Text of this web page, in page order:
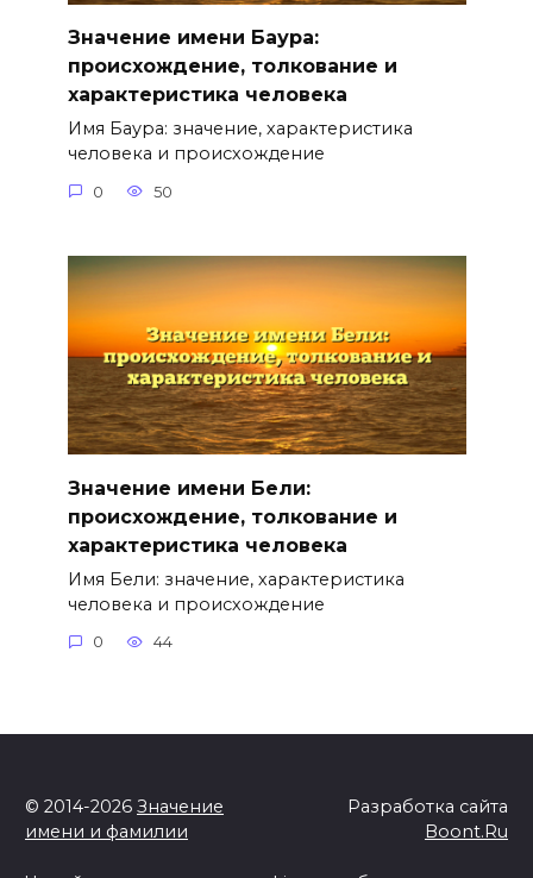
Значение имени Баура:
происхождение, толкование и
характеристика человека
Имя Баура: значение, характеристика
человека и происхождение
0 50
Значение имени Бели:
происхождение, толкование и
характеристика человека
Имя Бели: значение, характеристика
человека и происхождение
0 44
© 2014-2026 Значение
имени и фамилии
Разработка сайта
Boont.Ru